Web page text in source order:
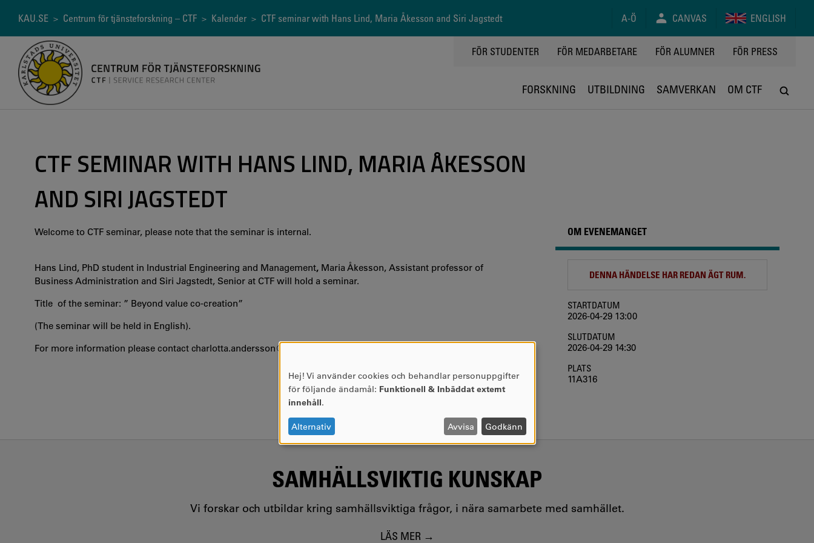
Länkstig
KAU.SE > Centrum för tjänsteforskning – CTF > Kalender > CTF seminar with Hans Lind, Maria Åkesson and Siri Jagstedt A-Ö CANVAS ENGLISH
TOPPMENY
FÖR STUDENTER FÖR MEDARBETARE FÖR ALUMNER FÖR PRESS
FORSKNING UTBILDNING SAMVERKAN OM CTF
CTF SEMINAR WITH HANS LIND, MARIA ÅKESSON
AND SIRI JAGSTEDT
Welcome to CTF seminar, please note that the seminar is internal.
Hans Lind, PhD student in Industrial Engineering and Management, Maria Åkesson, Assistant professor of
Business Administration and Siri Jagstedt, Senior at CTF will hold a seminar.
Title of the seminar: ” Beyond value co-creation”
(The seminar will be held in English).
For more information please contact charlotta.andersson@kau.se
OM EVENEMANGET
DENNA HÄNDELSE HAR REDAN ÄGT RUM.
STARTDATUM
2026-04-29 13:00
SLUTDATUM
2026-04-29 14:30
PLATS
11A316
SAMHÄLLSVIKTIG KUNSKAP
Vi forskar och utbildar kring samhällsviktiga frågor, i nära samarbete med samhället.
LÄS MER
ANVÄNDNING
AV
OCH
COOKIES
Hej! Vi använder cookies och behandlar personuppgifter
för följande ändamål: Funktionell & Inbäddat externt
innehåll.
Alternativ Avvisa Godkänn